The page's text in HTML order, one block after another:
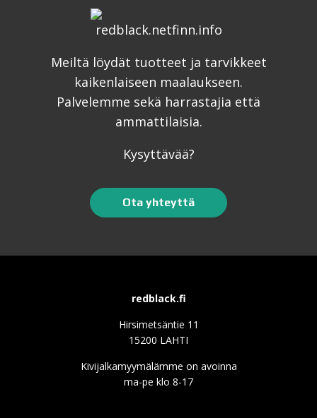
Meiltä löydät tuotteet ja tarvikkeet
kaikenlaiseen maalaukseen.
Palvelemme sekä harrastajia että
ammattilaisia.
Kysyttävää?
Ota yhteyttä
redblack.fi
Hirsimetsäntie 11
15200 LAHTI
Kivijalkamyymälämme on avoinna
ma-pe klo 8-17